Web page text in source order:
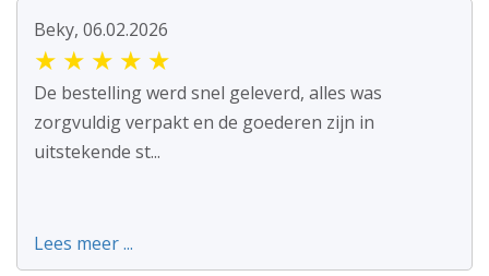
Beky, 06.02.2026
★ ★ ★ ★ ★
De bestelling werd snel geleverd, alles was
zorgvuldig verpakt en de goederen zijn in
uitstekende st...
Lees meer ...